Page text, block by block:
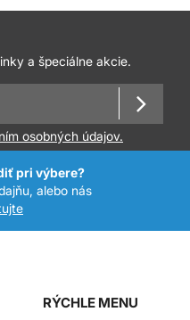
a špeciálne akcie.
osobných údajov.
pri výbere?
alebo nás
RÝCHLE MENU